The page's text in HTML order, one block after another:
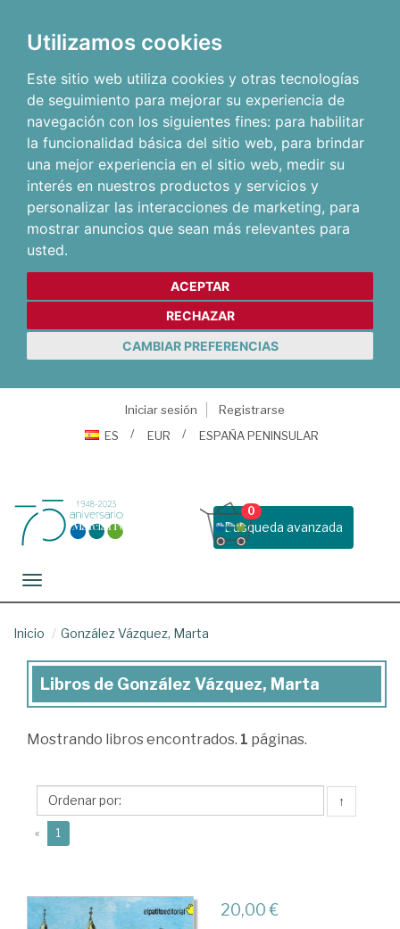
Utilizamos cookies
Este sitio web utiliza cookies y otras tecnologías
de seguimiento para mejorar su experiencia de
navegación con los siguientes fines: para habilitar
la funcionalidad básica del sitio web, para brindar
una mejor experiencia en el sitio web, medir su
interés en nuestros productos y servicios y
personalizar las interacciones de marketing, para
mostrar anuncios que sean más relevantes para
usted.
ACEPTAR
RECHAZAR
CAMBIAR PREFERENCIAS
Iniciar sesión
Registrarse
ES
EUR ESPAÑA PENINSULAR
Busqueda avanzada
0
Toggle navigation
Inicio González Vázquez, Marta
Libros
González
Marta
Libros de González Vázquez, Marta
Mostrando libros encontrados. 1 páginas.
↑
« 1
20,00 €